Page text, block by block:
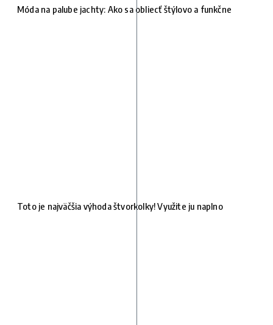
Móda na palube jachty: Ako sa obliecť štýlovo a funkčne
Toto je najväčšia výhoda štvorkolky! Využite ju naplno